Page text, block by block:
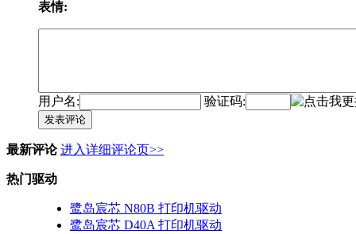
表情:
用户名: 验证码:
发表评论
最新评论 进入详细评论页>>
热门驱动
鹭岛宸芯 N80B 打印机驱动
鹭岛宸芯 D40A 打印机驱动